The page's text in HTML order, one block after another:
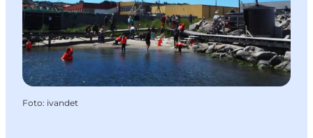
Planlæg ferien
Foto: ivandet